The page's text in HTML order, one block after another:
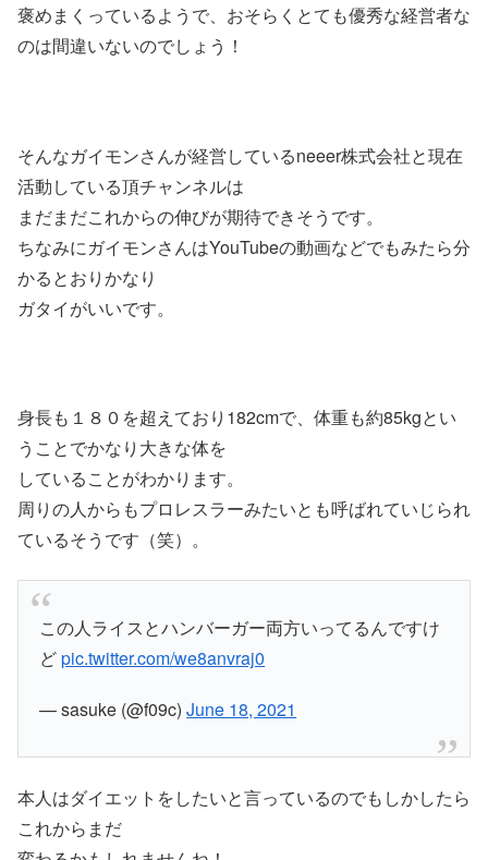
褒めまくっているようで、おそらくとても優秀な経営者な
のは間違いないのでしょう！
そんなガイモンさんが経営しているneeer株式会社と現在
活動している頂チャンネルは
まだまだこれからの伸びが期待できそうです。
ちなみにガイモンさんはYouTubeの動画などでもみたら分
かるとおりかなり
ガタイがいいです。
身長も１８０を超えており182cmで、体重も約85kgとい
うことでかなり大きな体を
していることがわかります。
周りの人からもプロレスラーみたいとも呼ばれていじられ
ているそうです（笑）。
この人ライスとハンバーガー両方いってるんですけ
どpic.twitter.com/we8anvraj0
— sasuke (@f09c)June 18, 2021
本人はダイエットをしたいと言っているのでもしかしたら
これからまだ